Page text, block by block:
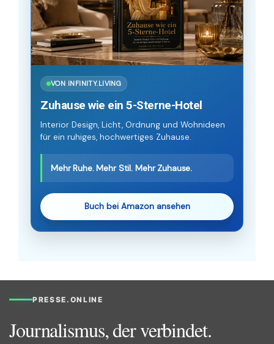
VON INFINITY.LIVING
Zuhause wie ein 5-Sterne-Hotel
Interior Design, Licht, Ordnung und Wohnideen
für ein ruhiges, hochwertiges Zuhause.
Mehr Ruhe. Mehr Stil. Mehr Zuhause.
Buch bei Amazon ansehen
PRESSE.ONLINE
Journalismus, der verbindet.